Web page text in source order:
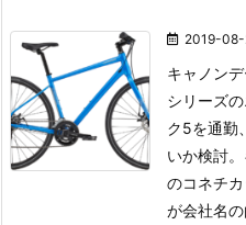
2019-
キャノン
シリーズ
ク5を通勤
いか検討
のコネチ
が会社名の